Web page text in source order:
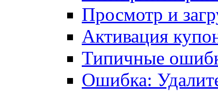
Просмотр и
Активация
Типичные
Ошибка: